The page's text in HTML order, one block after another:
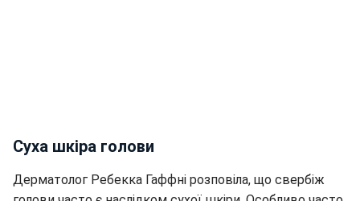
Суха шкіра голови
Дерматолог Ребекка Гаффні розповіла, що свербіж